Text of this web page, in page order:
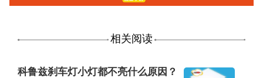
相关阅读
科鲁兹刹车灯小灯都不亮什么原因？